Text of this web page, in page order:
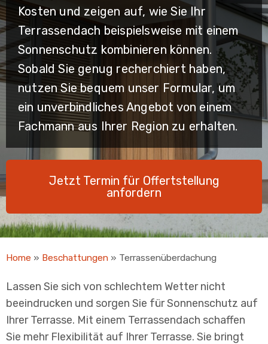
Kosten und zeigen auf, wie Sie Ihr
Terrassendach beispielsweise mit einem
Sonnenschutz kombinieren können.
Sobald Sie genug recherchiert haben,
nutzen Sie bequem unser Formular, um
ein unverbindliches Angebot von einem
Fachmann aus Ihrer Region zu erhalten.
Jetzt Termin für Offertstellung
anfordern
Home » Beschattungen » Terrassenüberdachung
Lassen Sie sich von schlechtem Wetter nicht
beeindrucken und sorgen Sie für Sonnenschutz auf
Ihrer Terrasse. Mit einem Terrassendach schaffen
Sie mehr Flexibilität auf Ihrer Terrasse. Sie bringt